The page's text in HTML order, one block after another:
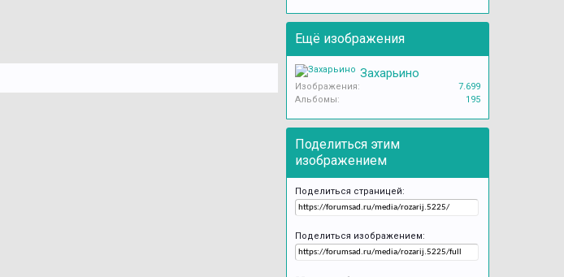
Ещё изображения
Захарьино
Изображения:
7.699
Альбомы:
195
Поделиться этим
изображением
Поделиться страницей:
Поделиться изображением: